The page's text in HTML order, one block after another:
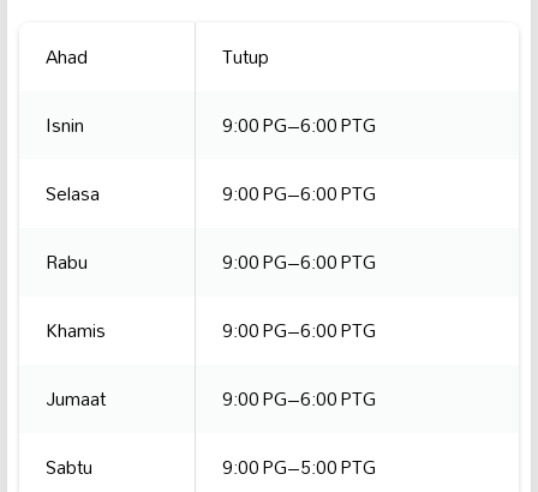
Ahad
Tutup
Isnin
9:00 PG–6:00 PTG
Selasa
9:00 PG–6:00 PTG
Rabu
9:00 PG–6:00 PTG
Khamis
9:00 PG–6:00 PTG
Jumaat
9:00 PG–6:00 PTG
Sabtu
9:00 PG–5:00 PTG